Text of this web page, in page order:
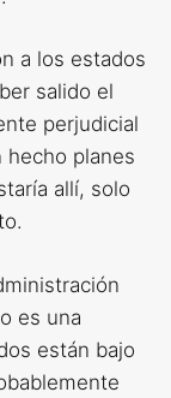
a los estados
salido el
perjudicial
hecho planes
allí, solo
es una
están bajo